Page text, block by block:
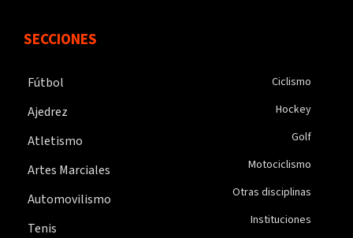
SECCIONES
Fútbol
Ajedrez
Atletismo
Artes Marciales
Automovilismo
Tenis
Ciclismo
Hockey
Golf
Motociclismo
Otras disciplinas
Instituciones